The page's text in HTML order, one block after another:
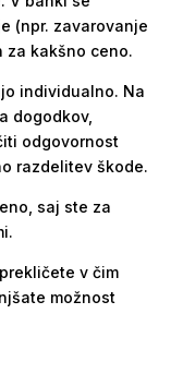
(npr. zavarovanje
za kakšno ceno.
individualno. Na
dogodkov,
odgovornost
razdelitev škode.
saj ste za
v čim
možnost